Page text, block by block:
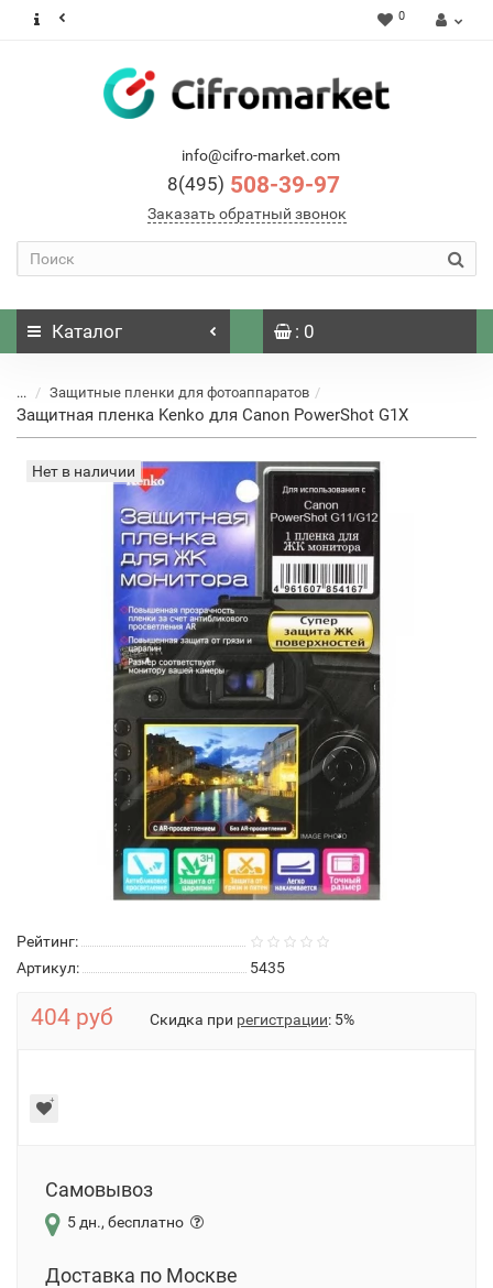
0
info@cifro-market.com
8(495) 508-39-97
Заказать обратный звонок
Каталог : 0
... Защитные пленки для фотоаппаратов
Защитная пленка Kenko для Canon PowerShot G1Х
Нет в наличии
Рейтинг:
Артикул:
5435
404 руб Скидка при регистрации: 5%
Самовывоз
5 дн., бесплатно
Доставка по Москве